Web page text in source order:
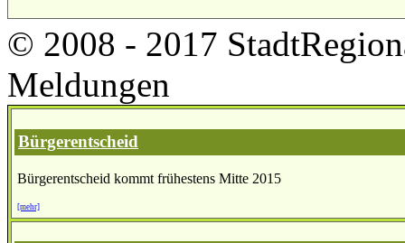
© 2008 - 2017
Meldungen
Bürgerentscheid
Bürgerentscheid kommt frühestens Mitte 2015
[mehr]